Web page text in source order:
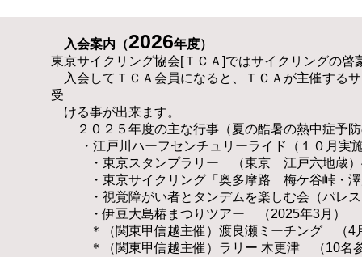
入会案内（​2026年度）
東京サイクリング協会[ＴＣＡ]ではサイクリングの
入会してＴＣＡ会員になると、ＴＣＡが主催する
受
ける事が出来ます。
２０２５年度の主な行事（夏の酷暑の熱中症予
・江戸川ハーフセンチュリーライド（１０月実
・東京スタンプラリー （東京 江戸六地蔵）
・東京サイクリング「奥多摩路 梅ケ谷峠・澤
・視覚障がい者とタンデムを楽しむ会（パレ
・伊豆大島椿まつりツアー （2025年3月）
＊（関東甲信越主催）渡良瀬ミーチング （4
＊（関東甲信越主催）ラリー 木更津 （10名